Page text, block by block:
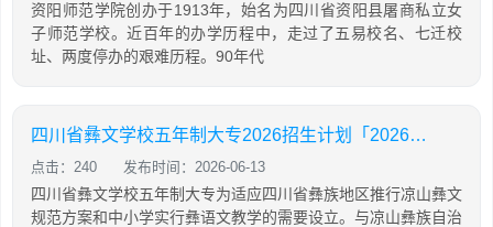
资阳师范学院创办于1913年，始名为四川省资阳县屠商私立女
子师范学校。近百年的办学历程中，走过了五易校名、七迁校
址、两度停办的艰难历程。90年代
四川省彝文学校五年制大专2026招生计划「2026年更新」
点击：240 发布时间：2026-06-13
四川省彝文学校五年制大专为适应四川省彝族地区推行凉山彝文
规范方案和中小学实行彝语文教学的需要设立。与凉山彝族自治